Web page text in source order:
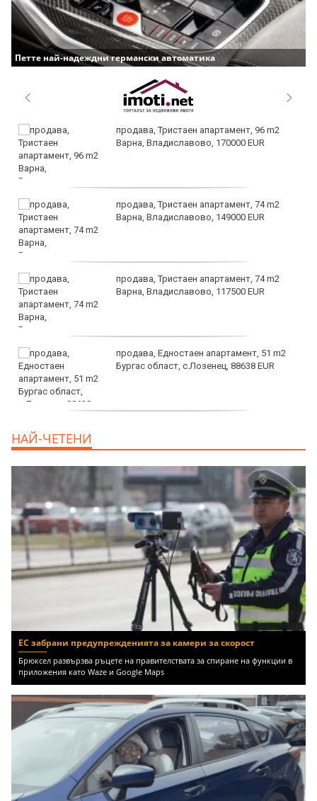
Петте най-надеждни германски автоматика
продава, Тристаен апартамент, 96 m2
Варна, Владиславово, 170000 EUR
продава, Тристаен апартамент, 74 m2
Варна, Владиславово, 149000 EUR
продава, Тристаен апартамент, 74 m2
Варна, Владиславово, 117500 EUR
продава, Едностаен апартамент, 51 m2
Бургас област, с.Лозенец, 88638 EUR
EUR
НАЙ-ЧЕТЕНИ
ЕС забрани предупрежденията за камери за скорост
Брюксел развързва ръцете на правителствата за спиране на функции в
приложения като Waze и Google Maps